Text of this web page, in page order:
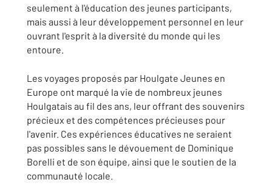
seulement à l'éducation des jeunes participants,
mais aussi à leur développement personnel en leur
ouvrant l'esprit à la diversité du monde qui les
entoure.
Les voyages proposés par Houlgate Jeunes en
Europe ont marqué la vie de nombreux jeunes
Houlgatais au fil des ans, leur offrant des souvenirs
précieux et des compétences précieuses pour
l'avenir. Ces expériences éducatives ne seraient
pas possibles sans le dévouement de Dominique
Borelli et de son équipe, ainsi que le soutien de la
communauté locale.